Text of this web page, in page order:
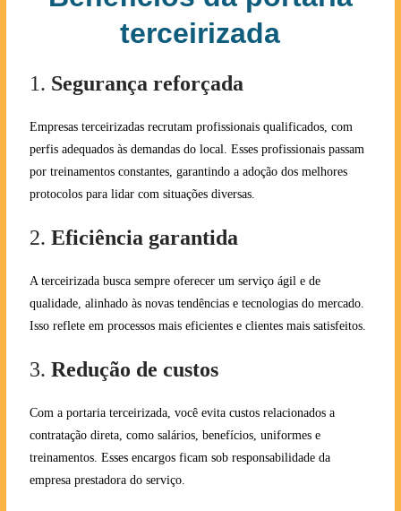
terceirizada
1. Segurança reforçada
Empresas terceirizadas recrutam profissionais qualificados, com
perfis adequados às demandas do local. Esses profissionais passam
por treinamentos constantes, garantindo a adoção dos melhores
protocolos para lidar com situações diversas.
2. Eficiência garantida
A terceirizada busca sempre oferecer um serviço ágil e de
qualidade, alinhado às novas tendências e tecnologias do mercado.
Isso reflete em processos mais eficientes e clientes mais satisfeitos.
3. Redução de custos
Com a portaria terceirizada, você evita custos relacionados a
contratação direta, como salários, benefícios, uniformes e
treinamentos. Esses encargos ficam sob responsabilidade da
empresa prestadora do serviço.